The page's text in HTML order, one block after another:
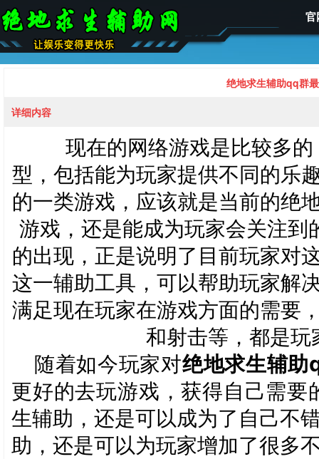
官
绝地求生辅助qq群
详细内容
现在的网络游戏是比较多
型，包括能为玩家提供不同的乐
的一类游戏，应该就是当前的绝
游戏，还是能成为玩家会关注到
的出现，正是说明了目前玩家对
这一辅助工具，可以帮助玩家解
满足现在玩家在游戏方面的需要
和射击等，都是
随着如今玩家对绝地求生辅助
更好的去玩游戏，获得自己需
生辅助，还是可以成为了自己不
助，还是可以为玩家增加了很多